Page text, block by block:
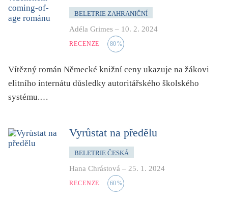
BELETRIE ZAHRANIČNÍ
Adéla Grimes – 10. 2. 2024
RECENZE 80%
Vítězný román Německé knižní ceny ukazuje na žákovi
elitního internátu důsledky autoritářského školského
systému.…
Vyrůstat na předělu
BELETRIE ČESKÁ
Hana Chrástová – 25. 1. 2024
RECENZE 60%